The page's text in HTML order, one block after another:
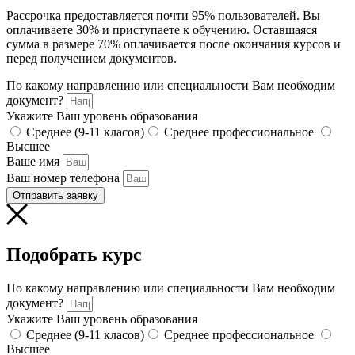
Рассрочка предоставляется почти 95% пользователей. Вы
оплачиваете 30% и приступаете к обучению. Оставшаяся
сумма в размере 70% оплачивается после окончания курсов и
перед получением документов.
По какому направлению или специальности Вам необходим
документ?
Укажите Ваш уровень образования
Среднее (9-11 класов)
Среднее профессиональное
Высшее
Ваше имя
Ваш номер телефона
Отправить заявку
Подобрать курс
По какому направлению или специальности Вам необходим
документ?
Укажите Ваш уровень образования
Среднее (9-11 класов)
Среднее профессиональное
Высшее